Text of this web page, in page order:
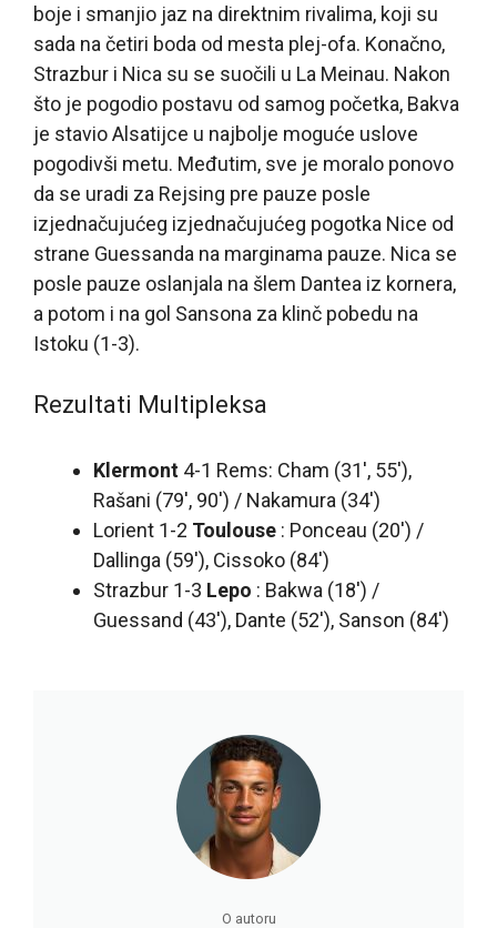
boje i smanjio jaz na direktnim rivalima, koji su
sada na četiri boda od mesta plej-ofa. Konačno,
Strazbur i Nica su se suočili u La Meinau. Nakon
što je pogodio postavu od samog početka, Bakva
je stavio Alsatijce u najbolje moguće uslove
pogodivši metu. Međutim, sve je moralo ponovo
da se uradi za Rejsing pre pauze posle
izjednačujućeg izjednačujućeg pogotka Nice od
strane Guessanda na marginama pauze. Nica se
posle pauze oslanjala na šlem Dantea iz kornera,
a potom i na gol Sansona za klinč pobedu na
Istoku (1-3).
Rezultati Multipleksa
Klermont 4-1 Rems: Cham (31′, 55′),
Rašani (79′, 90′) / Nakamura (34′)
Lorient 1-2 Toulouse : Ponceau (20′) /
Dallinga (59′), Cissoko (84′)
Strazbur 1-3 Lepo : Bakwa (18′) /
Guessand (43′), Dante (52′), Sanson (84′)
O autoru